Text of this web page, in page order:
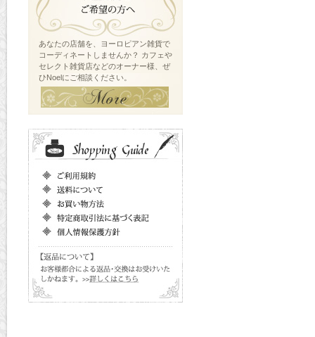
あなたの店舗を、ヨーロピアン雑貨で
コーディネートしませんか？ カフェや
セレクト雑貨店などのオーナー様、ぜ
ひNoelにご相談ください。